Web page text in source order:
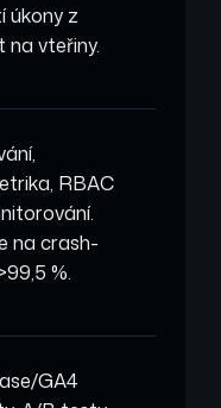
úkony z
na vteřiny.
RBAC
na crash-
%.
GA4